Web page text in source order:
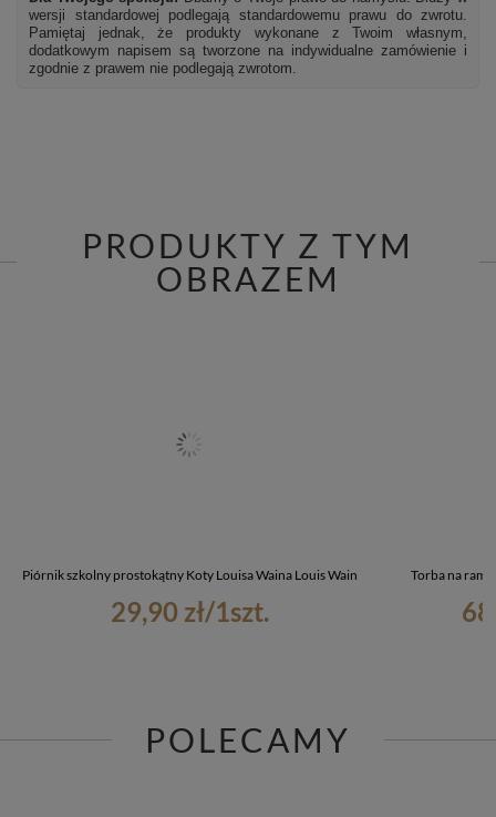
wersji standardowej podlegają standardowemu prawu do zwrotu.
Pamiętaj jednak, że produkty wykonane z Twoim własnym,
dodatkowym napisem są tworzone na indywidualne zamówienie i
zgodnie z prawem nie podlegają zwrotom.
PRODUKTY Z TYM
OBRAZEM
Piórnik szkolny prostokątny Koty Louisa Waina Louis Wain
29,90 zł/1szt.
Torba na
POLECAMY